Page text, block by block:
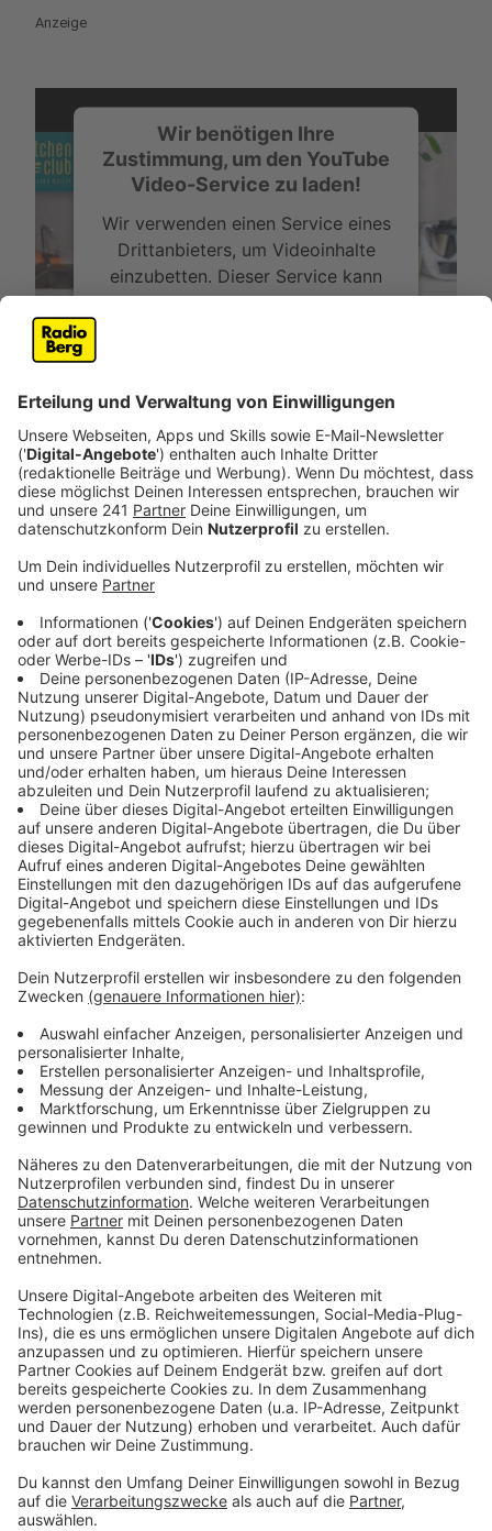
Anzeige
Wir benötigen Ihre
Zustimmung, um den YouTube
Video-Service zu laden!
Wir verwenden einen Service eines
Drittanbieters, um Videoinhalte
einzubetten. Dieser Service kann
Daten zu Ihren Aktivitäten
Video anzusehen.
Mehr Informationen
Akzeptieren
Management Platform
Nelson Müller lässt es an Heiligabend in der Küche
ruhig zugehen, an den Feiertagen danach darf es aber
aufwendiger sein. Seine Rezeptur: Kurz gebratene
Anzeige
Farce:
Die Hühnerbrust in kleine Würfel schneiden und
mit Salz und Pfeffer würzen. Mit den
kleingeschnittenen Kräutern und den Eiswürfeln in
eine Moulinette geben . Alles gut mixen und die
Sahne nach und nach dazugeben.
Die Farce auf die Roulade streichen , den
Parmaschinken auflegen und zu einer Roulade
rollen. Mit einem Bindfaden fixieren.
Rinderroulade:
Die Roulade mit Salz und Pfeffer würzen in
70° Grad bis zu einer Kerntemperatur von 53 °
Grad garen. Den Bindfaden entfernen und die
Roulade in Scheiben schneiden.
Pfeffersoße:
Die Schalotten schälen und in feine Würfel
schneiden
Zusammen mit den Pfefferkörnern in der Butter
anschwitzen und mit dem Weinbrand und dem
Weißwein ablöschen.
Mit dem Fond der beim garen der Roulade
ausgedrehten ist auffüllen etwas reduzieren und
die Sahne dazugeben.
Mit Limettensaft und Salz abschmecken und mit
der Stärke binden
Die Kartoffeln mit einem Messer einstechen und